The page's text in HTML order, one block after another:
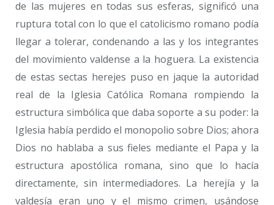
de las mujeres en todas sus esferas, significó una
ruptura total con lo que el catolicismo romano podía
llegar a tolerar, condenando a las y los integrantes
del movimiento valdense a la hoguera. La existencia
de estas sectas herejes puso en jaque la autoridad
real de la Iglesia Católica Romana rompiendo la
estructura simbólica que daba soporte a su poder: la
Iglesia había perdido el monopolio sobre Dios; ahora
Dios no hablaba a sus fieles mediante el Papa y la
estructura apostólica romana, sino que lo hacía
directamente, sin intermediadores. La herejía y la
valdesía eran uno y el mismo crimen, usándose